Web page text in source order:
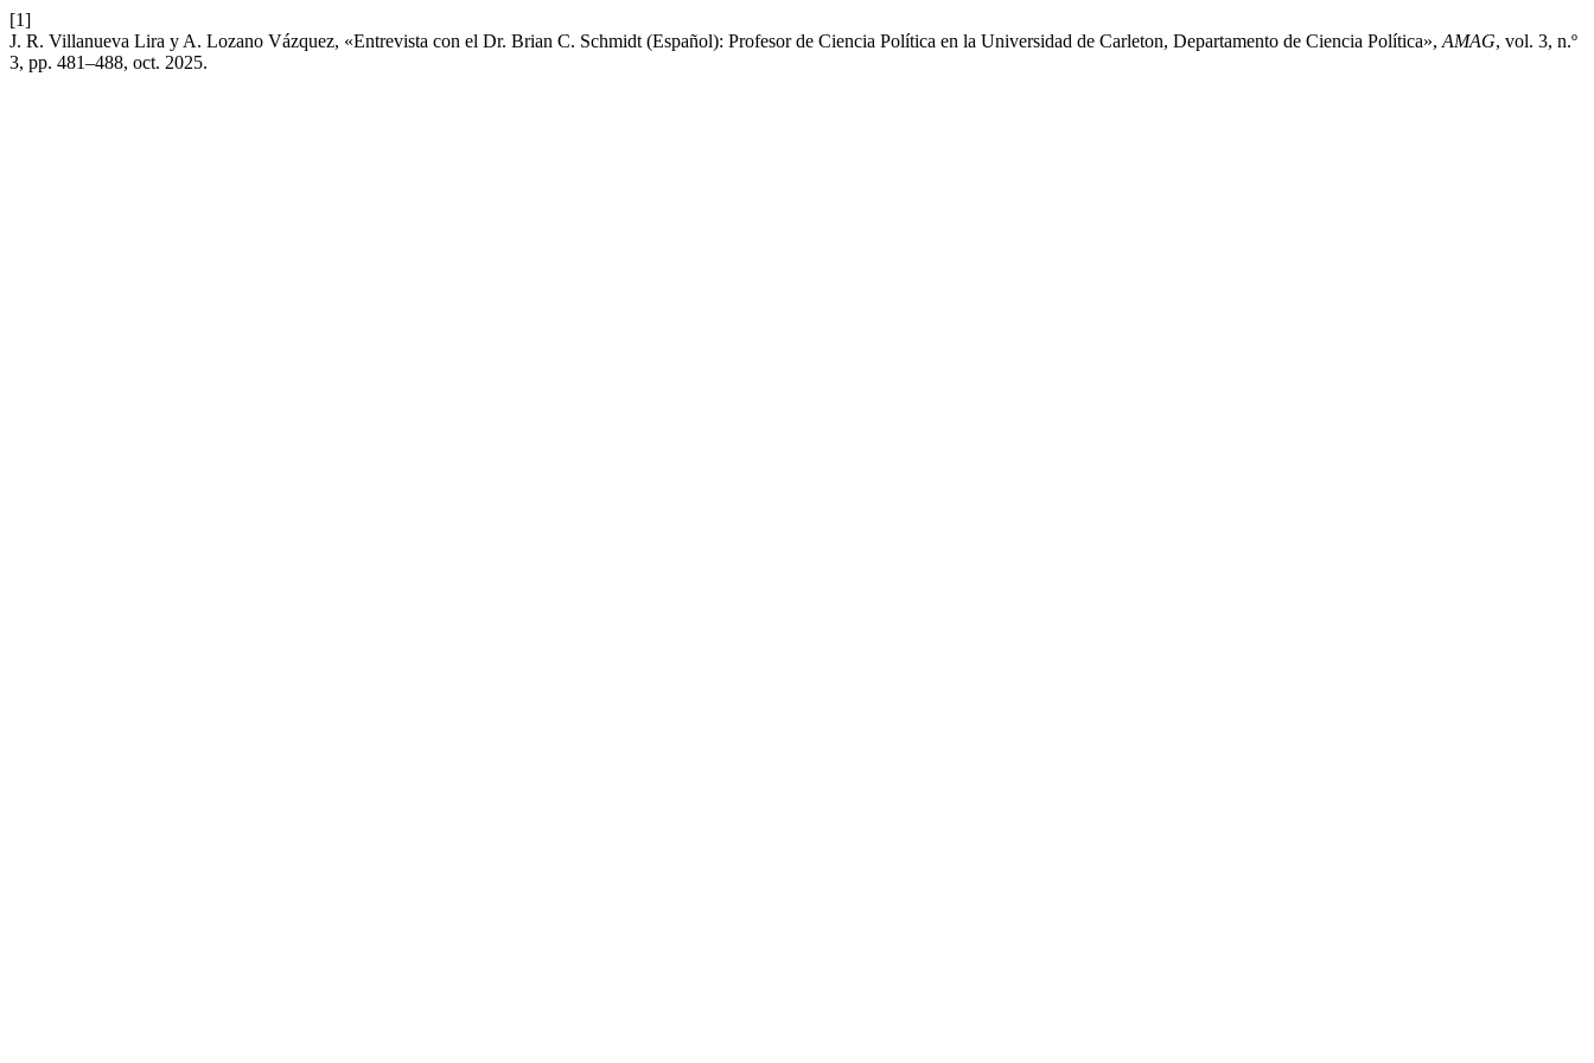
[1]
J. R. Villanueva Lira y A. Lozano Vázquez, «Entrevista con el Dr. Brian C. Schmidt (Español): Profesor de Ciencia Política en la Universidad de Carleton, Departamento de Ciencia Política», AMAG, vol. 3, n.º
3, pp. 481–488, oct. 2025.